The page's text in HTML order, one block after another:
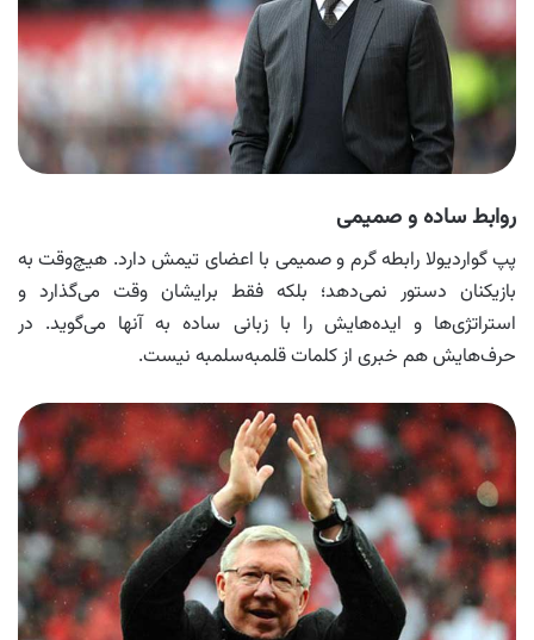
روابط ساده و صمیمی
پپ گواردیولا رابطه گرم و صمیمی با اعضای تیمش دارد. هیچ‌وقت به
بازیکنان دستور نمی‌دهد؛ بلکه فقط برایشان وقت می‌گذارد و
استراتژی‌ها و ایده‌هایش را با زبانی ساده به آنها می‌گوید. در
حرف‌هایش هم خبری از کلمات قلمبه‌سلمبه نیست.